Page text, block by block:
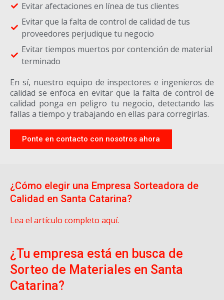
Evitar afectaciones en línea de tus clientes
Evitar que la falta de control de calidad de tus
proveedores perjudique tu negocio
Evitar tiempos muertos por contención de material
terminado
En sí, nuestro equipo de inspectores e ingenieros de
calidad se enfoca en evitar que la falta de control de
calidad ponga en peligro tu negocio, detectando las
fallas a tiempo y trabajando en ellas para corregirlas.
Ponte en contacto con nosotros ahora
¿Cómo elegir una Empresa Sorteadora de
Calidad en Santa Catarina?
Lea el artículo completo aquí.
¿Tu empresa está en busca de
Sorteo de Materiales en Santa
Catarina?